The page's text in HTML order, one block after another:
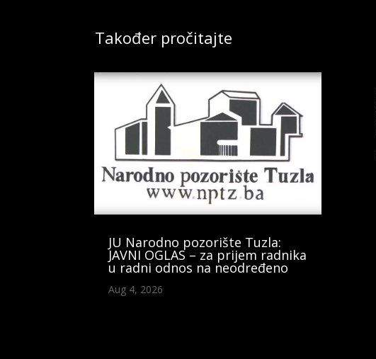
Također pročitajte
JU Narodno pozorište Tuzla:
JAVNI OGLAS – za prijem radnika
u radni odnos na neodređeno
Aug 4, 2026